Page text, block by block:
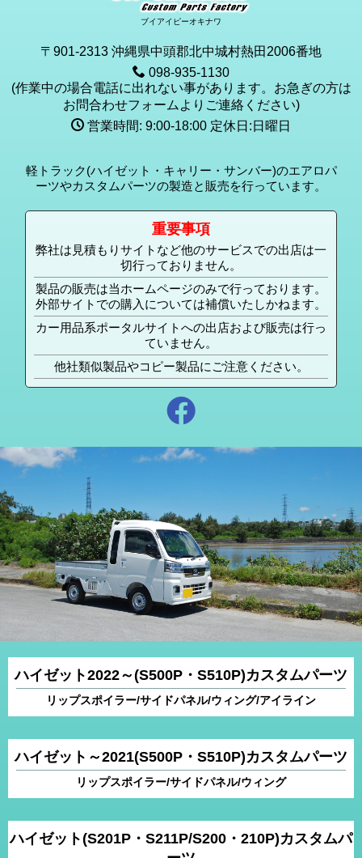
ブイアイピーオキナワ
〒901-2313 沖縄県中頭郡北中城村熱田2006番地
098-935-1130
(作業中の場合電話に出れない事があります。お急ぎの方は
お問合わせフォームよりご連絡ください)
営業時間: 9:00-18:00 定休日:日曜日
軽トラック(ハイゼット・キャリー・サンバー)のエアロパ
ーツやカスタムパーツの製造と販売を行っています。
重要事項
弊社は見積もりサイトなど他のサービスでの出店は一
切行っておりません。
製品の販売は当ホームページのみで行っております。
外部サイトでの購入については補償いたしかねます。
カー用品系ポータルサイトへの出店および販売は行っ
ていません。
他社類似製品やコピー製品にご注意ください。
ハイゼット2022～(S500P・S510P)カスタムパーツ
リップスポイラー/サイドパネル/ウィング/アイライン
ハイゼット～2021(S500P・S510P)カスタムパーツ
リップスポイラー/サイドパネル/ウィング
ハイゼット(S201P・S211P/S200・210P)カスタムパ